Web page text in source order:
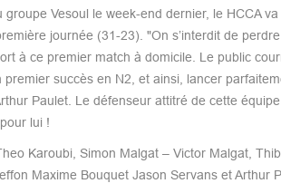
Vesoul le week-end dernier, le HCCA
journée (31-23). "On s’interdit de
à ce premier match à domicile. Le public
premier succès en N2, et ainsi, lancer
Paulet. Le défenseur attitré de cette
lui !
Karoubi, Simon Malgat – Victor Malgat,
Maxime Bouquet Jason Servans et Arthur